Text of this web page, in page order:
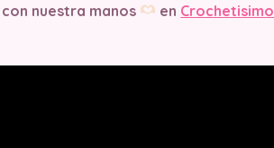
nuestra manos en Crochetisimo